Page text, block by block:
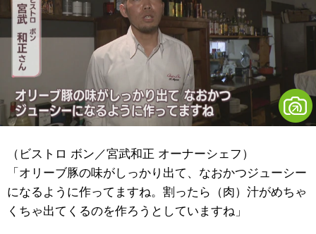
（ビストロ ボン／宮武和正 オーナーシェフ）
「オリーブ豚の味がしっかり出て、なおかつジューシー
になるように作ってますね。割ったら（肉）汁がめちゃ
くちゃ出てくるのを作ろうとしていますね」